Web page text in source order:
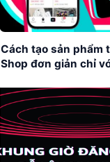
Cách tạo sản phẩm
Shop đơn giản chỉ